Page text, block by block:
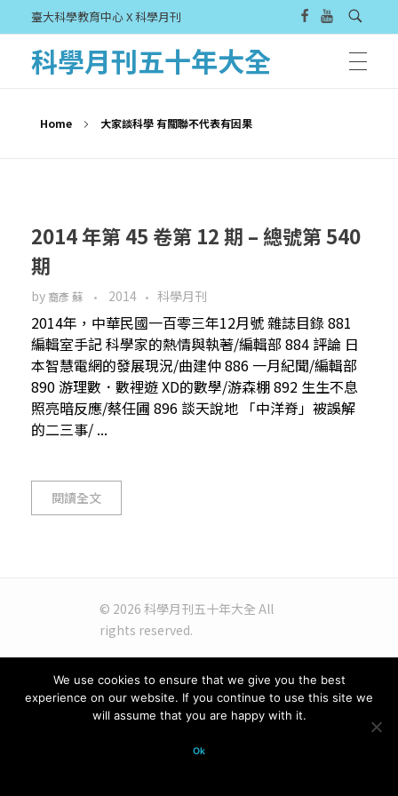
臺大科學教育中心 X 科學月刊
科學月刊五十年大全
Home 大家談科學 有關聯不代表有因果
2014 年第 45 卷第 12 期 – 總號第 540
期
by 裔彥 蘇 2014 科學月刊
2014年，中華民國一百零三年12月號 雜誌目錄 881
編輯室手記 科學家的熱情與執著/編輯部 884 評論 日
本智慧電網的發展現況/曲建仲 886 一月紀聞/編輯部
890 游理數．數裡遊 XD的數學/游森棚 892 生生不息
照亮暗反應/蔡任圃 896 談天說地 「中洋脊」被誤解
的二三事/ ...
閱讀全文
© 2026 科學月刊五十年大全 All
rights reserved.
We use cookies to ensure that we give you the best
experience on our website. If you continue to use this site we
will assume that you are happy with it.
Ok